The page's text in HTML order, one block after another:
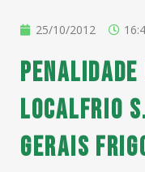
25/10/2012
Penalidade
LOCALFRIO
GERAIS